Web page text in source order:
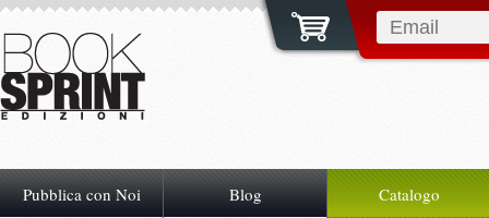
Pubblica con Noi Blog Catalogo